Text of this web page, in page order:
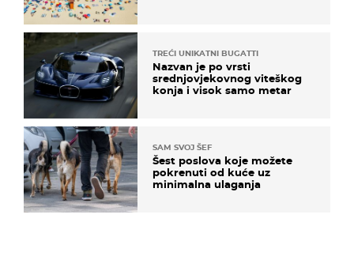
TREĆI UNIKATNI BUGATTI
Nazvan je po vrsti
srednjovjekovnog viteškog
konja i visok samo metar
SAM SVOJ ŠEF
Šest poslova koje možete
pokrenuti od kuće uz
minimalna ulaganja